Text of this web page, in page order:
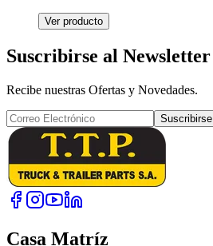
Ver producto
Suscribirse al Newsletter
Recibe nuestras Ofertas y Novedades.
Suscribirse
Casa Matríz